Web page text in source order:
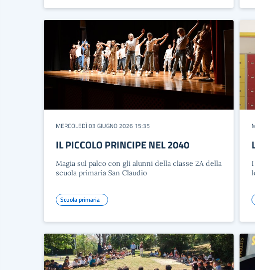
MERCOLEDÌ 03 GIUGNO 2026 15:35
IL PICCOLO PRINCIPE NEL 2040
Magia sul palco con gli alunni della classe 2A della
scuola primaria San Claudio
Scuola primaria